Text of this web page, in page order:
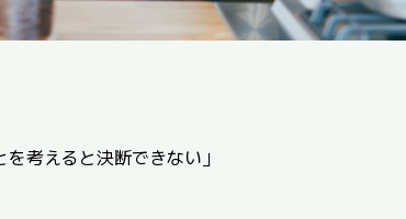
考えると決断できない」